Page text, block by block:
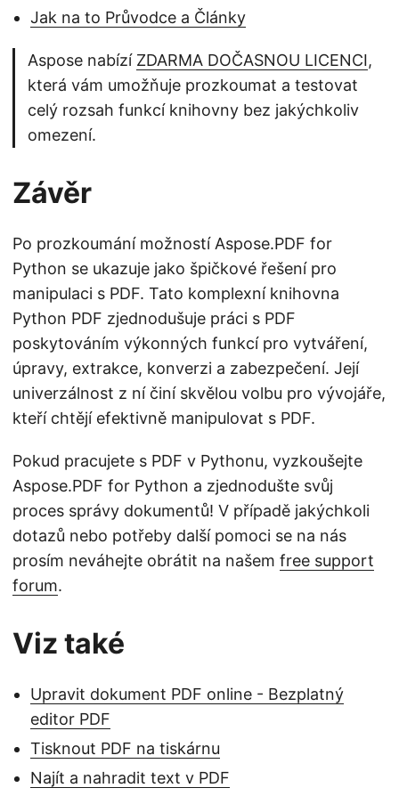
Jak na to Průvodce a Články
Aspose nabízí ZDARMA DOČASNOU LICENCI,
která vám umožňuje prozkoumat a testovat
celý rozsah funkcí knihovny bez jakýchkoliv
omezení.
Závěr
Po prozkoumání možností Aspose.PDF for
Python se ukazuje jako špičkové řešení pro
manipulaci s PDF. Tato komplexní knihovna
Python PDF zjednodušuje práci s PDF
poskytováním výkonných funkcí pro vytváření,
úpravy, extrakce, konverzi a zabezpečení. Její
univerzálnost z ní činí skvělou volbu pro vývojáře,
kteří chtějí efektivně manipulovat s PDF.
Pokud pracujete s PDF v Pythonu, vyzkoušejte
Aspose.PDF for Python a zjednodušte svůj
proces správy dokumentů! V případě jakýchkoli
dotazů nebo potřeby další pomoci se na nás
prosím neváhejte obrátit na našem free support
forum.
Viz také
Upravit dokument PDF online - Bezplatný
editor PDF
Tisknout PDF na tiskárnu
Najít a nahradit text v PDF